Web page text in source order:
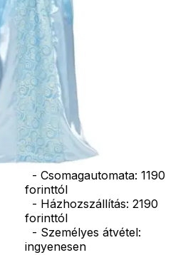
Ár
Darab
Kosárba
Szállítás:
- Csomagautomata: 1190
forinttól
- Házhozszállítás: 2190
forinttól
- Személyes átvétel:
ingyenesen